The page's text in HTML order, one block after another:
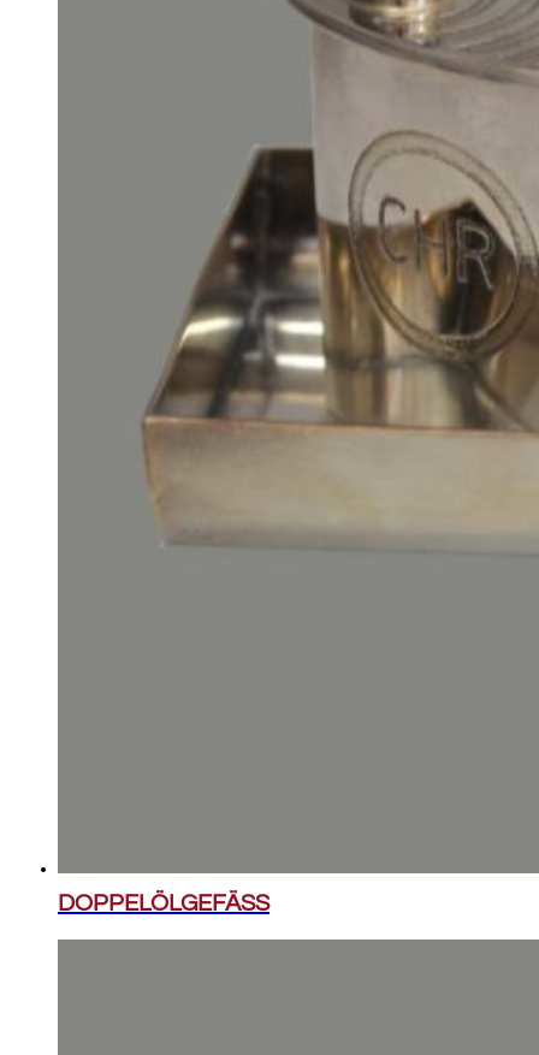
DOPPELÖLGEFÄSS